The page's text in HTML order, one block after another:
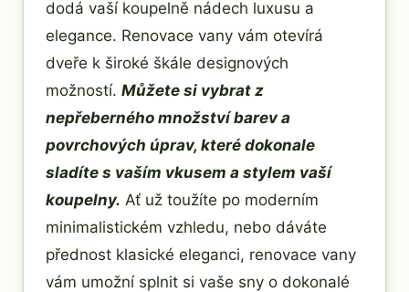
dodá vaší koupelně nádech luxusu a
elegance. Renovace vany vám otevírá
dveře k široké škále designových
možností. Můžete si vybrat z
nepřeberného množství barev a
povrchových úprav, které dokonale
sladíte s vaším vkusem a stylem vaší
koupelny. Ať už toužíte po moderním
minimalistickém vzhledu, nebo dáváte
přednost klasické eleganci, renovace vany
vám umožní splnit si vaše sny o dokonalé